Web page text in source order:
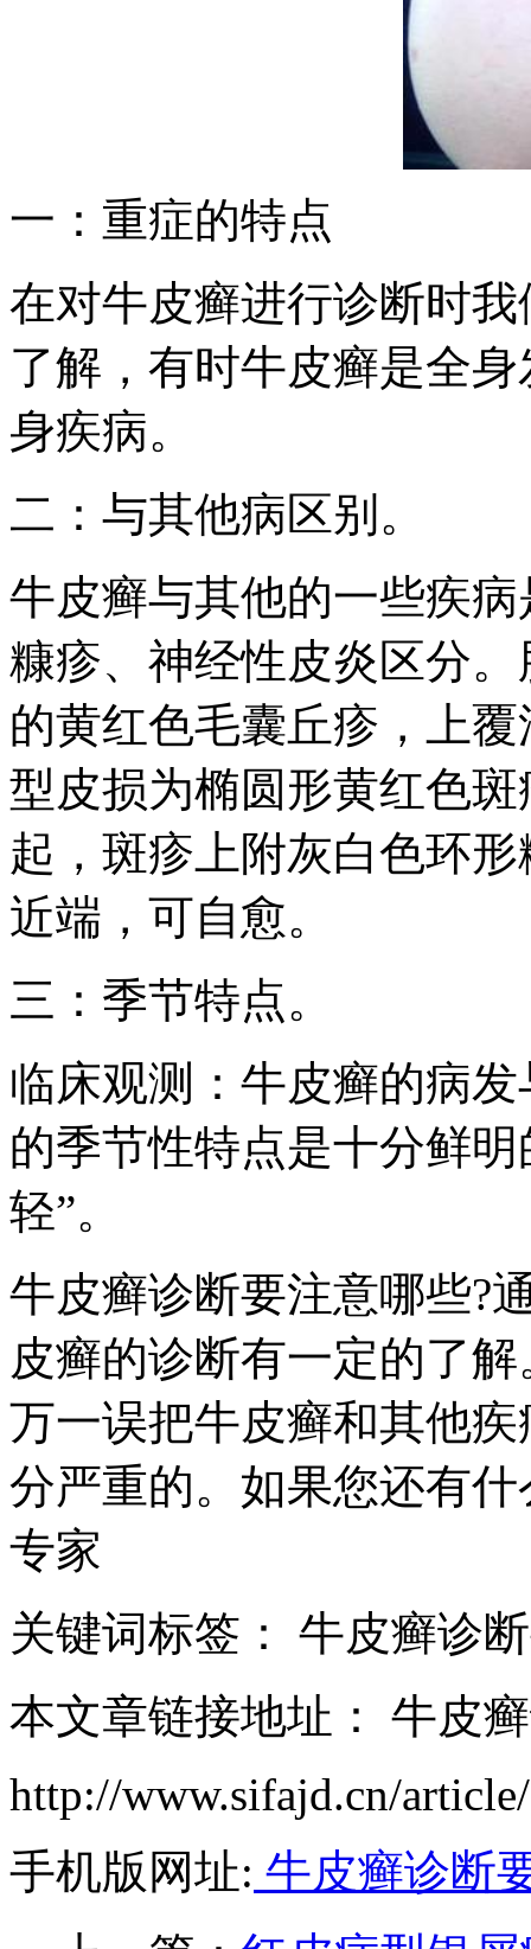
一：重症的特点
在对牛皮癣进行诊断时
了解，有时牛皮癣是全
身疾病。
二：与其他病区别。
牛皮癣与其他的一些疾
糠疹、神经性皮炎区分
的黄红色毛囊丘疹，上
型皮损为椭圆形黄红色
起，斑疹上附灰白色环
近端，可自愈。
三：季节特点。
临床观测：牛皮癣的病
的季节性特点是十分鲜
轻”。
牛皮癣诊断要注意哪些?
皮癣的诊断有一定的了
万一误把牛皮癣和其他
分严重的。如果您还有
专家
关键词标签： 牛皮癣诊
本文章链接地址： 牛皮
http://www.sifajd.cn/
手机版网址: 牛皮癣诊断